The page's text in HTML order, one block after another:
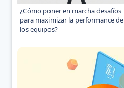
¿Cómo poner en marcha desafíos
para maximizar la performance de
los equipos?